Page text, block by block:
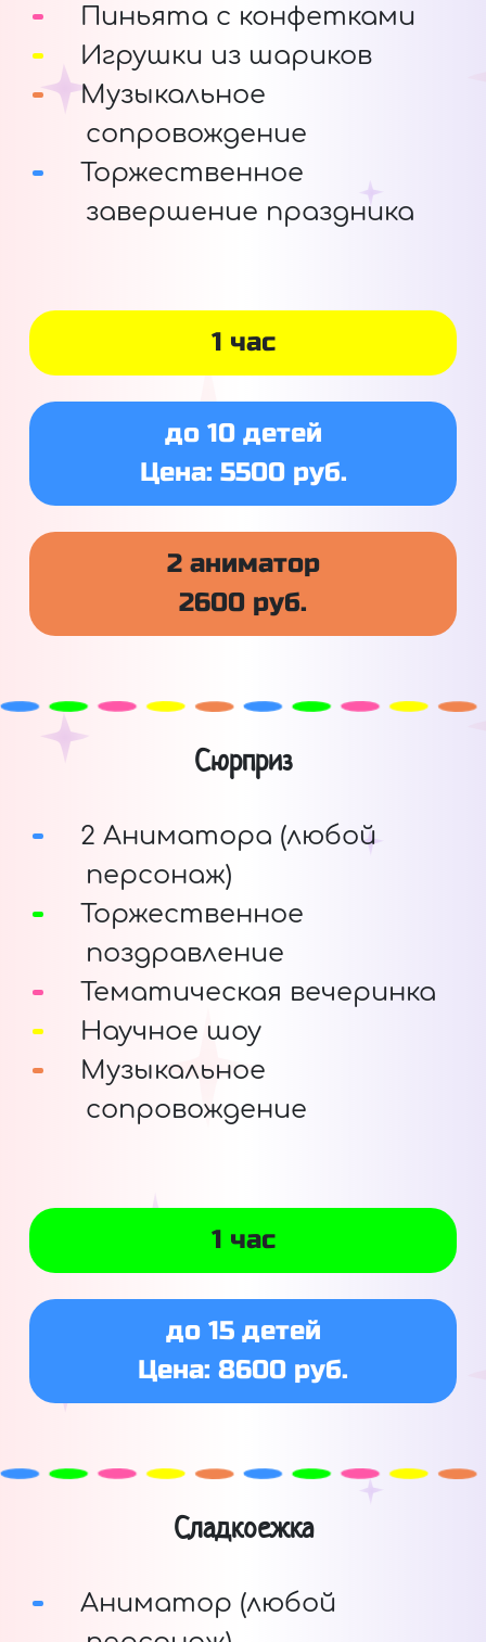
Пиньята с конфетками
Игрушки из шариков
Музыкальное
сопровождение
Торжественное
завершение праздника
1 час
до 10 детей
Цена: 5500 руб.
2 аниматор
2600 руб.
Сюрприз
2 Аниматора (любой
персонаж)
Торжественное
поздравление
Тематическая вечеринка
Научное шоу
Музыкальное
сопровождение
1 час
до 15 детей
Цена: 8600 руб.
Сладкоежка
Аниматор (любой